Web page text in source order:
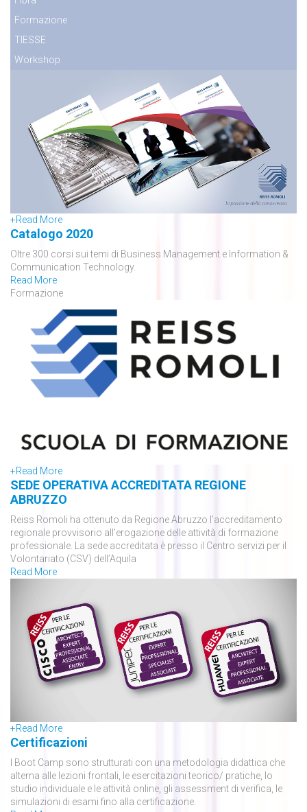
Formazione
TIESSE
Workshop
+Read More
Catalogo 2020
Oltre 300 corsi sui temi di Business Management e Information &
Communication Technology.
Read More
Formazione
+Read More
SEDE OPERATIVA ACCREDITATA REGIONE
ABRUZZO
Reiss Romoli ha ottenuto da Regione Abruzzo l’accreditamento
regionale provvisorio all’erogazione delle attività di formazione
professionale. La sede accreditata è presso il Centro servizi per il
Volontariato (CSV) dell’Aquila
Read More
+Read More
Certificazioni
I Boot Camp sono strutturati con una metodologia didattica che
alterna alle lezioni frontali, le esercitazioni teorico/ pratiche, lo
studio individuale e le attività online, gli assessment di verifica, le
simulazioni di esami fino alla certificazione.